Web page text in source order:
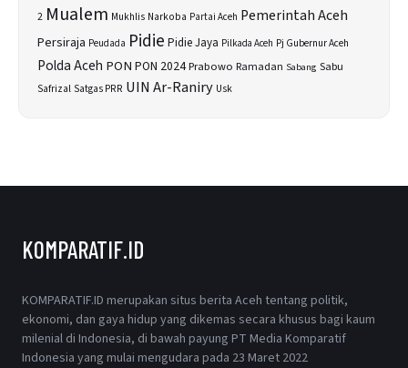
2 Mualem Mukhlis Narkoba Partai Aceh Pemerintah Aceh
Persiraja Peudada Pidie Pidie Jaya Pilkada Aceh Pj Gubernur Aceh
Polda Aceh PON PON 2024Prabowo Ramadan Sabang Sabu
Safrizal Satgas PRR UIN Ar-Raniry Usk
KOMPARATIF.ID
KOMPARATIF.ID merupakan situs berita Aceh tentang politik,
ekonomi, dan gaya hidup yang dikemas secara khusus bagi kaum
milenial di Indonesia, di bawah payung PT Media Komparatif
Indonesia yang mulai mengudara pada 23 Maret 2022